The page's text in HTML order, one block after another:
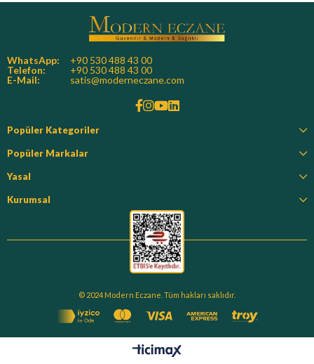
WhatsApp:
+90 530 488 43 00
Telefon:
+90 530 488 43 00
E-Mail:
satis@moderneczane.com
Popüler Kategoriler
Popüler Markalar
Yasal
Kurumsal
© 2024 Modern Eczane. Tüm hakları saklıdır.